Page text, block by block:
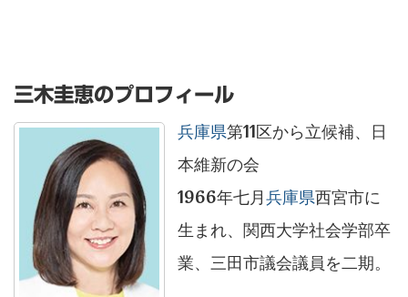
三木圭恵のプロフィール
兵庫県第11区から立候補、日
本維新の会
1966年七月兵庫県西宮市に
生まれ、関西大学社会学部卒
業、三田市議会議員を二期。